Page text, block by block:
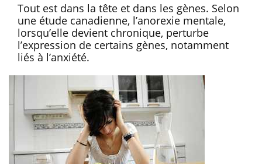
Tout est dans la tête et dans les gènes. Selon
une étude canadienne, l’anorexie mentale,
lorsqu’elle devient chronique, perturbe
l’expression de certains gènes, notamment
liés à l’anxiété.